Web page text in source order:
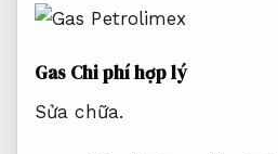
Gas Chi phí hợp lý
Sửa chữa.